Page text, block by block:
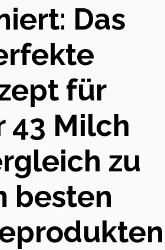
Das
für
43 Milch
zu
besten